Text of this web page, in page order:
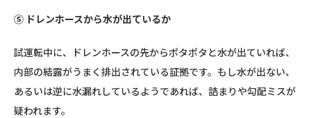
⑤ ドレンホースから水が出ているか
試運転中に、ドレンホースの先からポタポタと水が出ていれば、
内部の結露がうまく排出されている証拠です。もし水が出ない、
あるいは逆に水漏れしているようであれば、詰まりや勾配ミスが
疑われます。